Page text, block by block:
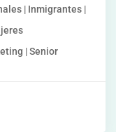
| Inmigrantes |
| Senior